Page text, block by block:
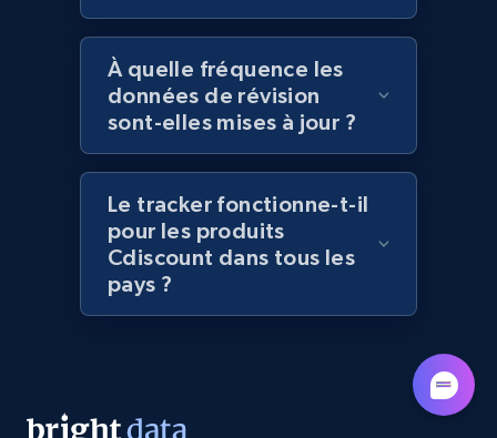
Lazada - Products - Discover products by
brand URL
URL, Title, Rating, Reviews, Initial price, Final
price, Currency, Stock, and more.
Lowes.com
URL, Domain, Marketplace pn, Sku, Other pn,
991+
À quelle fréquence les
données de révision
sont-elles mises à jour ?
Le tracker fonctionne-t-il
pour les produits
Cdiscount dans tous les
pays ?